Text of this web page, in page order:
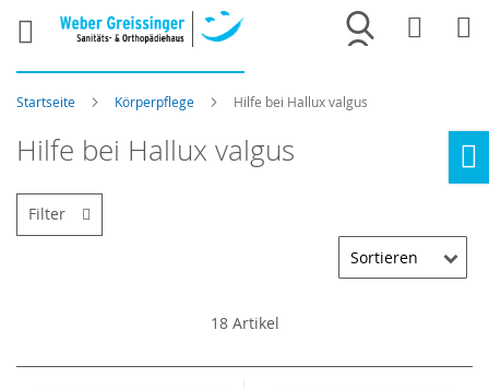
Merkliste
Startseite Körperpflege Hilfe bei Hallux valgus
Hilfe bei Hallux valgus
18Artikel
Filter